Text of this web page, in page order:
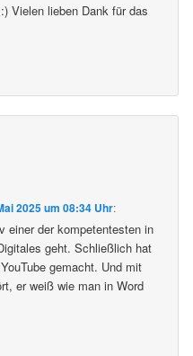
Vielen lieben Dank für das
2025 um 08:34 Uhr:
einer der kompetentesten in
geht. Schließlich hat
gemacht. Und mit
er weiß wie man in Word